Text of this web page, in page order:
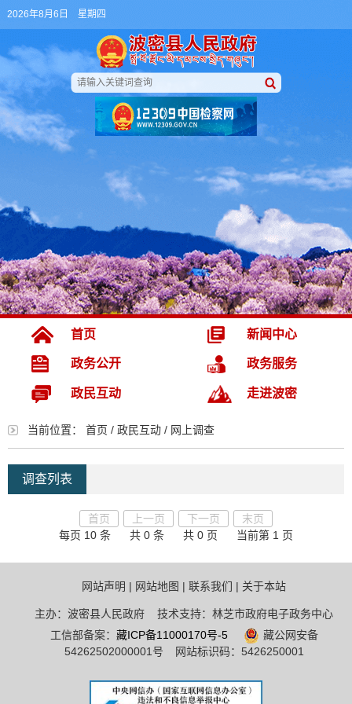
2026年8月6日 星期四
首页 新闻中心
政务公开 政务服务
政民互动 走进波密
当前位置： 首页 / 政民互动 / 网上调查
调查列表
首页 上一页 下一页
末页
每页 10 条
共 0 条 共 0 页 当前第 1 页
网站声明 | 网站地图 | 联系我们 | 关于本站
主办：波密县人民政府 技术支持：林芝市政府电子政务中心
工信部备案： 藏ICP备11000170号-5
藏公网安备
54262502000001号
网站标识码：5426250001